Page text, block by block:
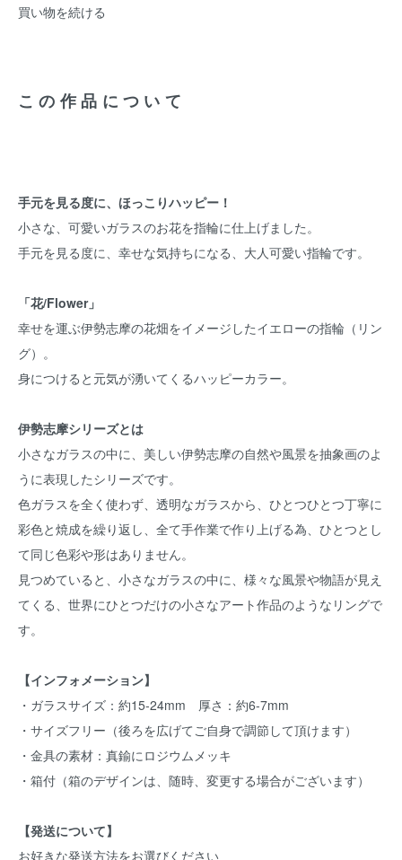
買い物を続ける
この作品について
手元を見る度に、ほっこりハッピー！
小さな、可愛いガラスのお花を指輪に仕上げました。
手元を見る度に、幸せな気持ちになる、大人可愛い指輪です。
「花/Flower」
幸せを運ぶ伊勢志摩の花畑をイメージしたイエローの指輪（リン
グ）。
身につけると元気が湧いてくるハッピーカラー。
伊勢志摩シリーズとは
小さなガラスの中に、美しい伊勢志摩の自然や風景を抽象画のよ
うに表現したシリーズです。
色ガラスを全く使わず、透明なガラスから、ひとつひとつ丁寧に
彩色と焼成を繰り返し、全て手作業で作り上げる為、ひとつとし
て同じ色彩や形はありません。
見つめていると、小さなガラスの中に、様々な風景や物語が見え
てくる、世界にひとつだけの小さなアート作品のようなリングで
す。
【インフォメーション】
・ガラスサイズ：約15-24mm 厚さ：約6-7mm
・サイズフリー（後ろを広げてご自身で調節して頂けます）
・金具の素材：真鍮にロジウムメッキ
・箱付（箱のデザインは、随時、変更する場合がございます）
【発送について】
お好きな発送方法をお選びください